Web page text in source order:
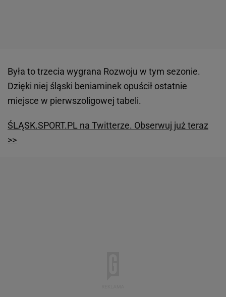
Była to trzecia wygrana Rozwoju w tym sezonie.
Dzięki niej śląski beniaminek opuścił ostatnie
miejsce w pierwszoligowej tabeli.
ŚLĄSK.SPORT.PL na Twitterze. Obserwuj już teraz
>>